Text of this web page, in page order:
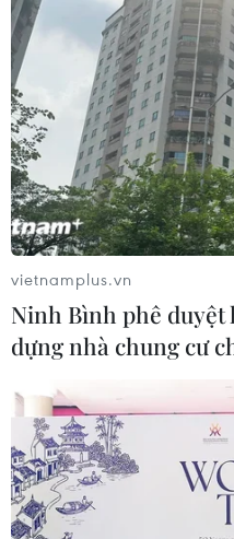
vietnamplus.vn
Ninh Bình phê duyệt
dựng nhà chung cư